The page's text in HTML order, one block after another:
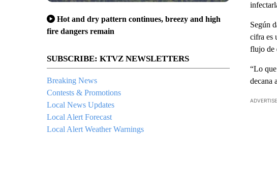
Hot and dry pattern continues, breezy and high
fire dangers remain
SUBSCRIBE: KTVZ NEWSLETTERS
Breaking News
Contests & Promotions
Local News Updates
Local Alert Forecast
Local Alert Weather Warnings
Según
cifra es
flujo de
“Lo
decana